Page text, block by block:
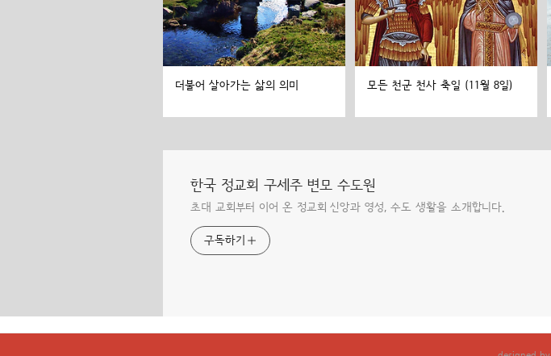
더불어 살아가는 삶의 의미 모든 천군 천사 축일 (11월 8일)
한국 정교회 구세주 변모 수도원
초대 교회부터 이어 온 정교회 신앙과 영성, 수도 생활을 소개합니다.
구독하기